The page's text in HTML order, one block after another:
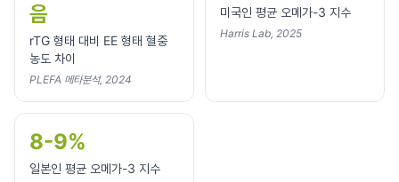
음
rTG 형태 대비 EE 형태 혈중
농도 차이
PLEFA 메타분석, 2024
미국인 평균 오메가-3 지수
Harris Lab, 2025
8-9%
일본인 평균 오메가-3 지수